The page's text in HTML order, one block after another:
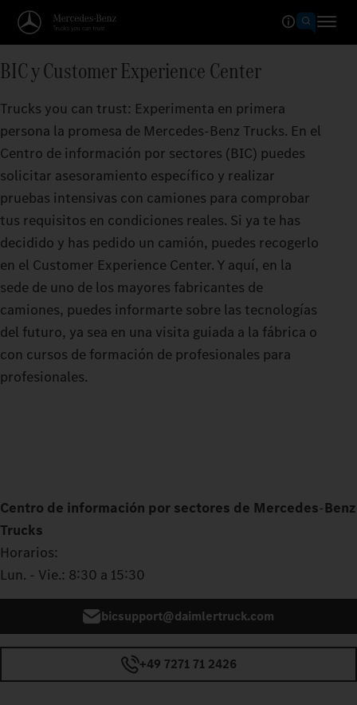
BIC y Customer Experience Center
Trucks you can trust: Experimenta en primera
persona la promesa de Mercedes‑Benz Trucks. En el
Centro de información por sectores (BIC) puedes
solicitar asesoramiento específico y realizar
pruebas intensivas con camiones para comprobar
tus requisitos en condiciones reales. Si ya te has
decidido y has pedido un camión, puedes recogerlo
en el Customer Experience Center. Y aquí, en la
sede de uno de los mayores fabricantes de
camiones, puedes informarte sobre las tecnologías
del futuro, ya sea en una visita guiada a la fábrica o
con cursos de formación de profesionales para
profesionales.
Centro de información por sectores de Mercedes‑Benz
Trucks
Horarios:
Lun. - Vie.: 8:30 a 15:30
bicsupport@daimlertruck.com
+49 7271 71 2426